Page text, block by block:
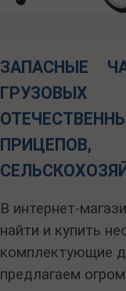
ЗАПАСНЫЕ
В интернет-
найти и купить
комплектующие
предлагаем